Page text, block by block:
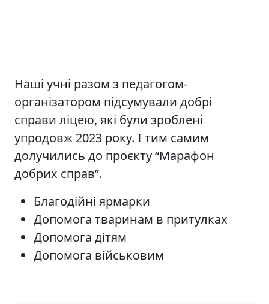
Наші учні разом з педагогом-
організатором підсумували добрі
справи ліцею, які були зроблені
упродовж 2023 року. І тим самим
долучились до проєкту “Марафон
добрих справˮ.
Благодійні ярмарки
Допомога тваринам в притулках
Допомога дітям
Допомога військовим